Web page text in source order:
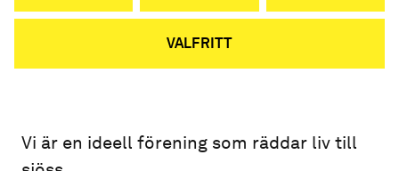
VALFRITT
Vi är en ideell förening som räddar liv till